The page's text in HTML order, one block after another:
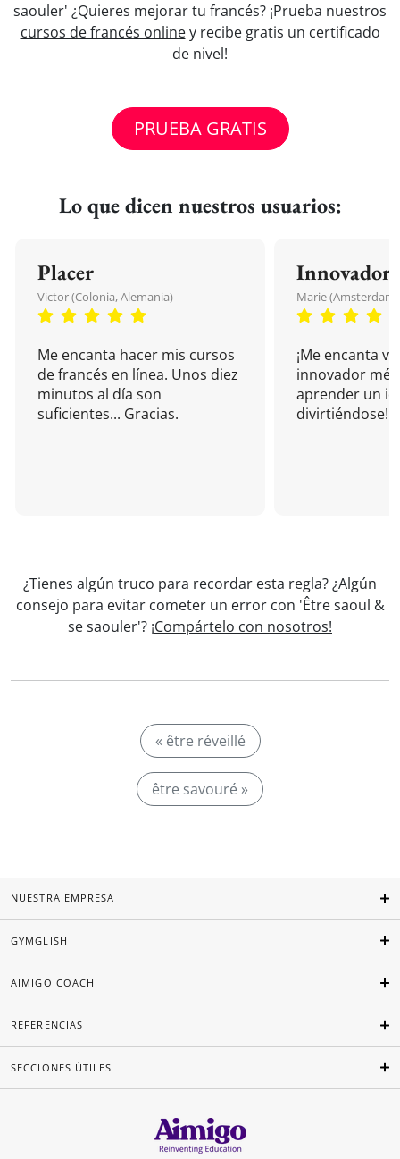
saouler' ¿Quieres mejorar tu francés? ¡Prueba nuestros
cursos de francés onliney recibe gratis un certificado
de nivel!
PRUEBA GRATIS
Lo que dicen nuestros usuarios:
Placer
Victor (Colonia, Alemania)
Me encanta hacer mis cursos
de francés en línea. Unos diez
minutos al día son
suficientes... Gracias.
Innovador
Marie (Amsterdam,
¡Me encanta
innovador
aprender un
divirtiéndose!
¿Tienes algún truco para recordar esta regla? ¿Algún
consejo para evitar cometer un error con 'Être saoul &
se saouler'? ¡Compártelo con nosotros!
« être réveillé
être savouré »
NUESTRA EMPRESA
GYMGLISH
AIMIGO COACH
REFERENCIAS
SECCIONES ÚTILES